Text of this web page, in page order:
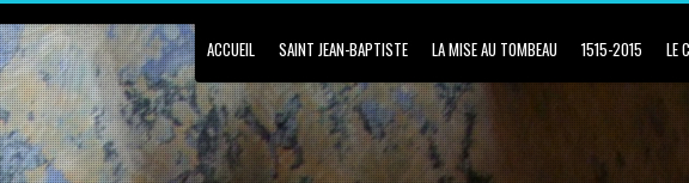
ACCUEIL SAINT JEAN-BAPTISTE LA MISE AU TOMBEAU 1515-2015 LE